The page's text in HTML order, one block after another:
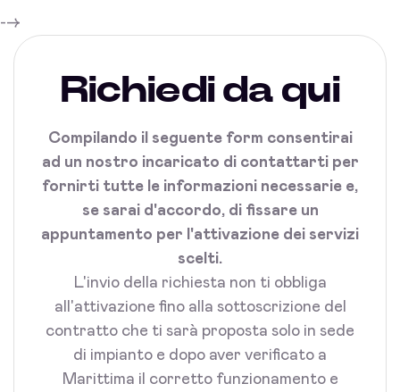
-->
Richiedi da qui
Compilando il seguente form consentirai
ad un nostro incaricato di contattarti per
fornirti tutte le informazioni necessarie e,
se sarai d'accordo, di fissare un
appuntamento per l'attivazione dei servizi
scelti.
L'invio della richiesta non ti obbliga
all'attivazione fino alla sottoscrizione del
contratto che ti sarà proposta solo in sede
di impianto e dopo aver verificato a
Marittima il corretto funzionamento e